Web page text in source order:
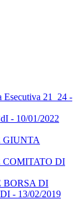
Esecutiva 21_24 -
- 10/01/2022
GIUNTA
DI
BORSA DI
- 13/02/2019